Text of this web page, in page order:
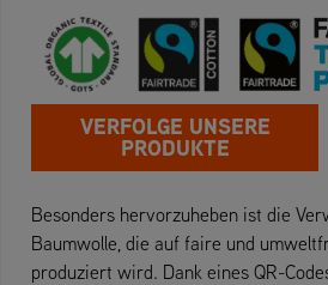
VERFOLGE UNSERE
PRODUKTE
Besonders hervorzuheben ist die
Baumwolle, die auf faire und
produziert wird. Dank eines QR-